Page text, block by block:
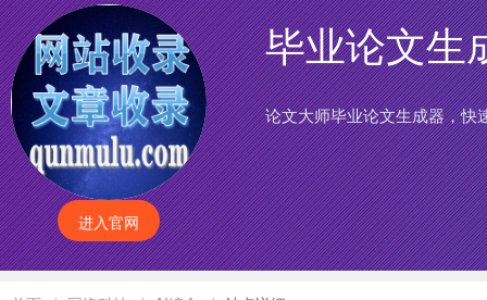
进入官网
毕业论文生
论文大师毕业论文生成器，快